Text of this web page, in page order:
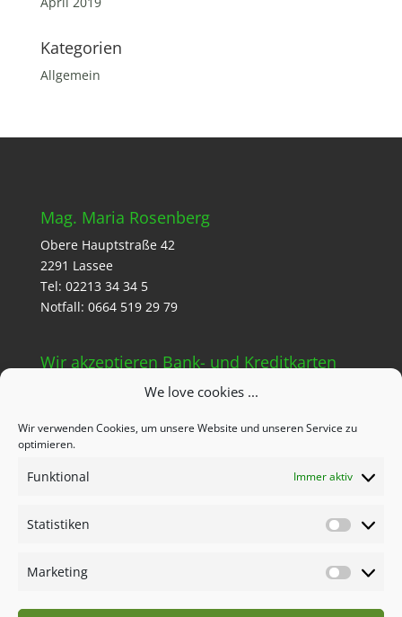
We love cookies ...
Wir verwenden Cookies, um unsere Website und unseren Service zu
optimieren.
Funktional Immer aktiv
Statistiken
Marketing
Kategorien
Allgemein
Mag. Maria Rosenberg
Obere Hauptstraße 42
2291 Lassee
Tel: 02213 34 34 5
Notfall: 0664 519 29 79
Wir akzeptieren Bank- und Kreditkarten
Impressum